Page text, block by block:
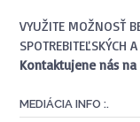
VYUŽITE MOŽNOSŤ
SPOTREBITEĽSKÝCH
Kontaktujene nás na
MEDIÁCIA INFO :.